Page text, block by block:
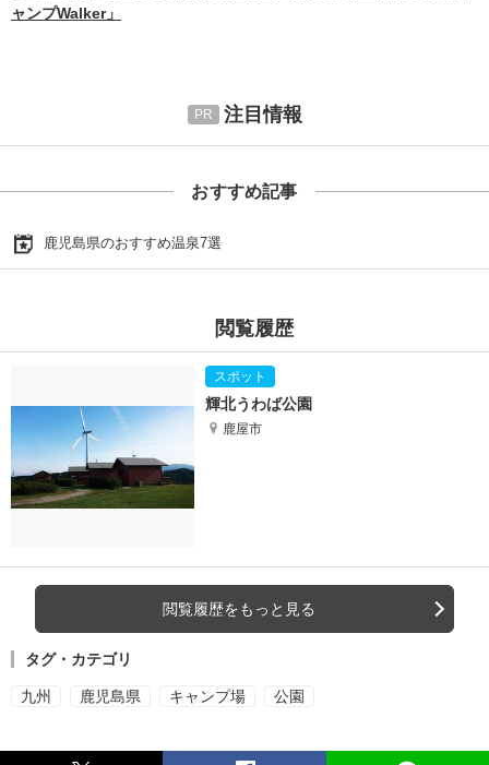
ャンプWalker」
注目情報
おすすめ記事
鹿児島県のおすすめ温泉7選
閲覧履歴
輝北うわば公園
鹿屋市
閲覧履歴をもっと見る
タグ・カテゴリ
九州 鹿児島県 キャンプ場 公園